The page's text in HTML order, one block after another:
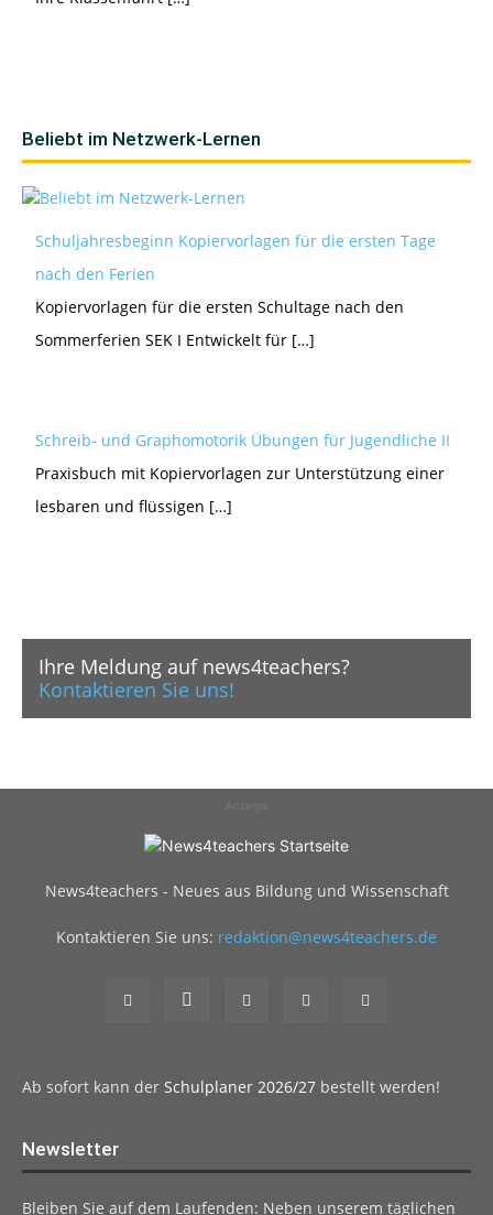
Beliebt im Netzwerk-Lernen
Schuljahresbeginn Kopiervorlagen für die ersten Tage
nach den Ferien
Kopiervorlagen für die ersten Schultage nach den
Sommerferien SEK I Entwickelt für […]
Schreib- und Graphomotorik Übungen für Jugendliche II
Praxisbuch mit Kopiervorlagen zur Unterstützung einer
lesbaren und flüssigen […]
Ihre Meldung auf news4teachers?
Kontaktieren Sie uns!
News4teachers - Neues aus Bildung und Wissenschaft
Kontaktieren Sie uns: redaktion@news4teachers.de
Ab sofort kann der Schulplaner 2026/27 bestellt werden!
Newsletter
Bleiben Sie auf dem Laufenden: Neben unserem täglichen